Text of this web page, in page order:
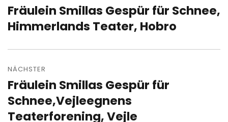
Vorheriger
Beitrag:
Fräulein Smillas Gespür für Schnee,
Himmerlands Teater, Hobro
NÄCHSTER
Nächster
Beitrag:
Fräulein Smillas Gespür für
Schnee,Vejleegnens
Teaterforening, Vejle